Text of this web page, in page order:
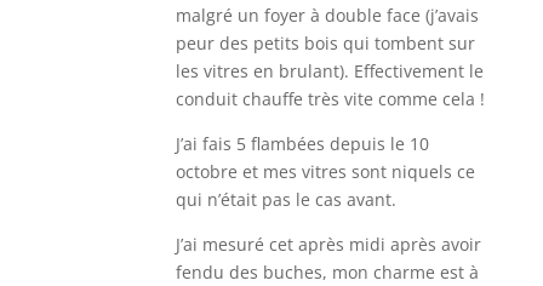
malgré un foyer à double face (j’avais
peur des petits bois qui tombent sur
les vitres en brulant). Effectivement le
conduit chauffe très vite comme cela !
J’ai fais 5 flambées depuis le 10
octobre et mes vitres sont niquels ce
qui n’était pas le cas avant.
J’ai mesuré cet après midi après avoir
fendu des buches, mon charme est à